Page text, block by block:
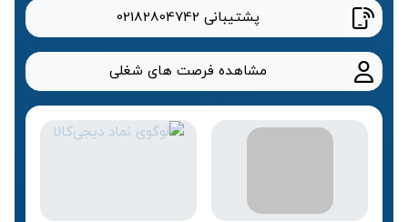
پشتیبانی 02182804742
مشاهده فرصت های شغلی